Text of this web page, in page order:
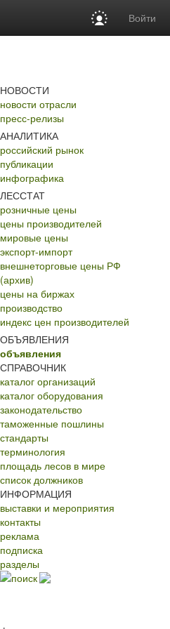
Войти
НОВОСТИ
новости отрасли
пресс-релизы
АНАЛИТИКА
российский рынок
публикации
инфографика
ЛЕССТАТ
розничные цены
цены производителей
мировые цены
экспорт-импорт
внешнеторговые цены РФ
(архив)
цены на биржах
производство
индекс цен производителей
ОБЪЯВЛЕНИЯ
объявления
СПРАВОЧНИК
каталог организаций
каталог оборудования
законодательство
таможенные пошлины
стандарты
терминология
площадь лесов в мире
список должников
ИНФОРМАЦИЯ
выставки и мероприятия
контакты
реклама
подписка
разделы
поиск